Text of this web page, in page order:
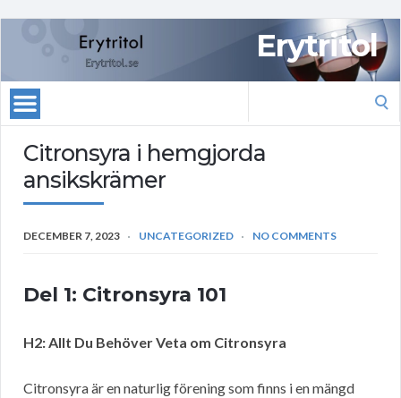
Erytritol
Citronsyra i hemgjorda
ansikskrämer
DECEMBER 7, 2023 UNCATEGORIZED NO COMMENTS
Del 1: Citronsyra 101
H2: Allt Du Behöver Veta om Citronsyra
Citronsyra är en naturlig förening som finns i en mängd